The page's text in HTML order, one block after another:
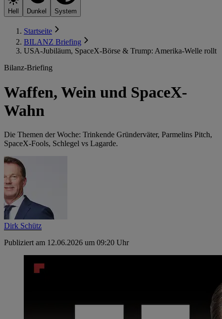
Hell Dunkel System
Startseite
BILANZ Briefing
USA-Jubiläum, SpaceX-Börse & Trump: Amerika-Welle rollt
Bilanz-Briefing
Waffen, Wein und SpaceX-
Wahn
Die Themen der Woche: Trinkende Gründerväter, Parmelins Pitch,
SpaceX-Fools, Schlegel vs Lagarde.
Dirk Schütz
Publiziert am 12.06.2026 um 09:20 Uhr